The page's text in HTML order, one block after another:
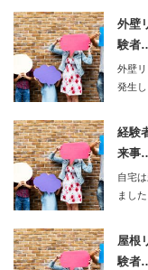
外壁
験者
外壁
発生
経験
来事
自宅
まし
屋根
験者